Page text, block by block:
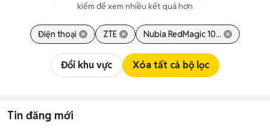
kiếm để xem nhiều kết quả hơn
Điện thoại ZTE Nubia RedMagic 10...
Đổi khu vực Xóa tất cả bộ lọc
Tin đăng mới